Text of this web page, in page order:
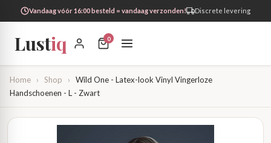
Vandaag vóór 16:00 besteld = vandaag verzonden! Discrete levering
Lustiq 0
Home › Shop ›
Wild One - Latex-look Vinyl Vingerloze
Handschoenen - L - Zwart